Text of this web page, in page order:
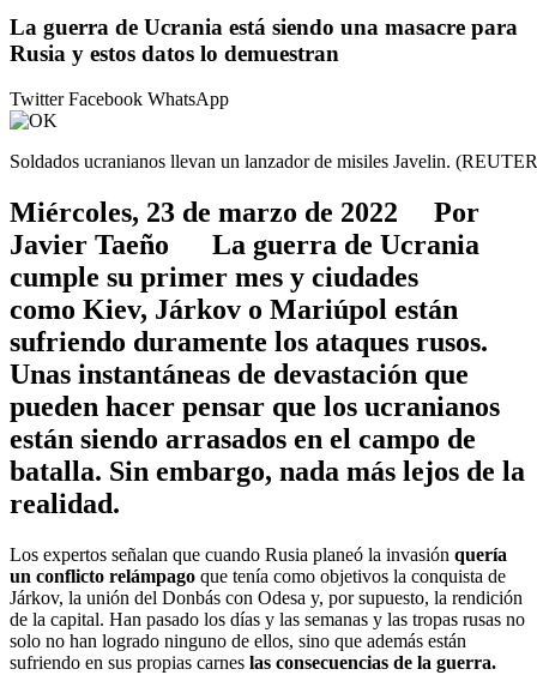
La guerra de Ucrania está siendo una masacre para
Rusia y estos datos lo demuestran
TwitterFacebook WhatsApp
Soldados ucranianos llevan un lanzador de misiles Javelin.
Miércoles, 23 de marzo de 2022 Por
Javier Taeño La guerra de Ucrania
cumple su primer mes y ciudades
como Kiev, Járkov o Mariúpol están
sufriendo duramente los ataques rusos.
Unas instantáneas de devastación que
pueden hacer pensar que los ucranianos
están siendo arrasados en el campo de
batalla. Sin embargo, nada más lejos de la
realidad.
Los expertos señalan que cuando Rusia planeó la invasión quería
un conflicto relámpago que tenía como objetivos la conquista de
Járkov, la unión del Donbás con Odesa y, por supuesto, la rendición
de la capital. Han pasado los días y las semanas y las tropas rusas no
solo no han logrado ninguno de ellos, sino que además están
sufriendo en sus propias carnes las consecuencias de la guerra.